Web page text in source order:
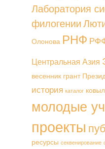
Лаборатория
филогении
Олонова РНФ
Центральная Азия
весенник грант
история каталог
молодые
проекты
ресурсы секвенирование